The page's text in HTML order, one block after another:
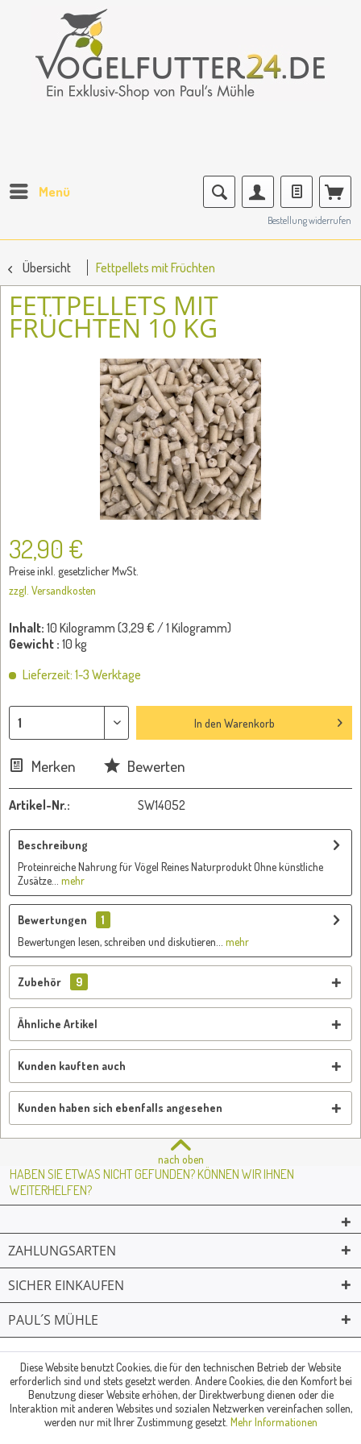
Menü
Bestellung widerrufen
Übersicht Fettpellets mit Früchten
FETTPELLETS MIT
FRÜCHTEN 10 KG
32,90 €
Preise inkl. gesetzlicher MwSt.
zzgl. Versandkosten
Inhalt: 10 Kilogramm (3,29 € / 1 Kilogramm)
Gewicht : 10 kg
Lieferzeit: 1-3 Werktage
In den Warenkorb
Merken Bewerten
Artikel-Nr.: SW14052
Beschreibung
Proteinreiche Nahrung für Vögel Reines Naturprodukt Ohne künstliche
Zusätze...
mehr
Bewertungen
1
Bewertungen lesen, schreiben und diskutieren...
mehr
Zubehör 9
Ähnliche Artikel
Kunden kauften auch
Kunden haben sich ebenfalls angesehen
nach oben
HABEN SIE ETWAS NICHT GEFUNDEN? KÖNNEN WIR IHNEN
WEITERHELFEN?
ZAHLUNGSARTEN
SICHER EINKAUFEN
PAUL´S MÜHLE
© Paul's Mühle | Inhaber: Christof Paul e.K. | Westring 2 | 45659
Recklinghausen
Fax: 02361 -28831 | E-Mail: info@pauls-muehle.de
Diese Website benutzt Cookies, die für den technischen Betrieb der Website
erforderlich sind und stets gesetzt werden. Andere Cookies, die den Komfort bei
Benutzung dieser Website erhöhen, der Direktwerbung dienen oder die
Interaktion mit anderen Websites und sozialen Netzwerken vereinfachen sollen,
werden nur mit Ihrer Zustimmung gesetzt. Mehr Informationen